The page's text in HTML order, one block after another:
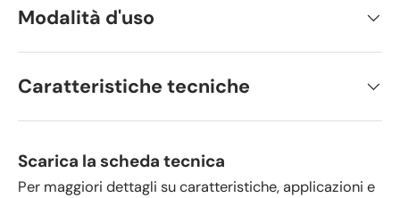
Modalità d'uso
Caratteristiche tecniche
Scarica la scheda tecnica
Per maggiori dettagli su caratteristiche, applicazioni e